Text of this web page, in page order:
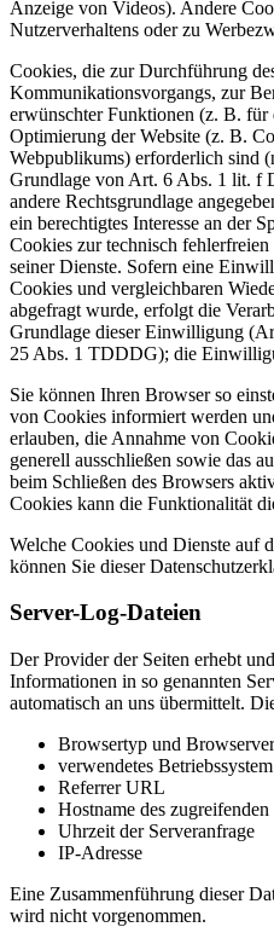
Anzeige von Videos). Andere
Nutzerverhaltens oder zu
Cookies, die zur Durchführung
Kommunikationsvorgangs, zur
erwünschter Funktionen (z. B.
Optimierung der Website (z. B.
Webpublikums) erforderlich sind
Grundlage von Art. 6 Abs. 1 lit. f
andere Rechtsgrundlage
ein berechtigtes Interesse an der
Cookies zur technisch
seiner Dienste. Sofern eine
Cookies und vergleichbaren
abgefragt wurde, erfolgt die
Grundlage dieser Einwilligung
25 Abs. 1 TDDDG); die
Sie können Ihren Browser so
von Cookies informiert werden
erlauben, die Annahme von
generell ausschließen sowie das
beim Schließen des Browsers
Cookies kann die Funktionalität
Welche Cookies und Dienste auf
können Sie dieser
Server-Log-Dateien
Der Provider der Seiten erhebt
Informationen in so genannten
automatisch an uns übermittelt.
Browsertyp und
verwendetes Betriebssystem
Referrer URL
Hostname des zugreifenden
Uhrzeit der Serveranfrage
IP-Adresse
Eine Zusammenführung dieser
wird nicht vorgenommen.